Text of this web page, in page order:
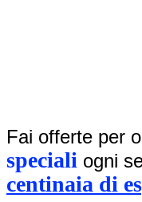
Fai offerte per
speciali ogni
centinaia di